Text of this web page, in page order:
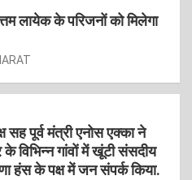
लायेक के परिजनों को मिलेगा
सह पूर्व मंत्री एनोस एक्का ने
के विभिन्न गांवों में खूंटी संसदीय
हंस के पक्ष में जन संपर्क किया.